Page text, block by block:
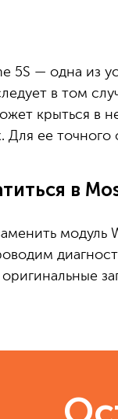
5S — одна из
в том
крыться в
Для ее
в